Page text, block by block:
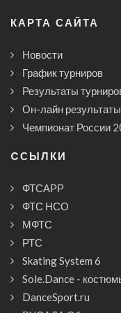
КАРТА САЙТА
Новости
График турниров
Результаты
Он-лайн результаты
Чемпионат России
CСЫЛКИ
ФТСАРР
ФТС НСО
МФТС
РТС
Skating System 6
Sole.Dance -
DanceSport.ru